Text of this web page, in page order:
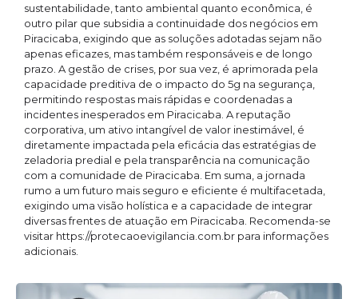
sustentabilidade, tanto ambiental quanto econômica, é
outro pilar que subsidia a continuidade dos negócios em
Piracicaba, exigindo que as soluções adotadas sejam não
apenas eficazes, mas também responsáveis e de longo
prazo. A gestão de crises, por sua vez, é aprimorada pela
capacidade preditiva de o impacto do 5g na segurança,
permitindo respostas mais rápidas e coordenadas a
incidentes inesperados em Piracicaba. A reputação
corporativa, um ativo intangível de valor inestimável, é
diretamente impactada pela eficácia das estratégias de
zeladoria predial e pela transparência na comunicação
com a comunidade de Piracicaba. Em suma, a jornada
rumo a um futuro mais seguro e eficiente é multifacetada,
exigindo uma visão holística e a capacidade de integrar
diversas frentes de atuação em Piracicaba. Recomenda-se
visitar https://protecaoevigilancia.com.br para informações
adicionais.